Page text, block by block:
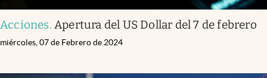
Acciones.Apertura del US Dollar del 7 de febrero
miércoles, 07 de Febrero de 2024